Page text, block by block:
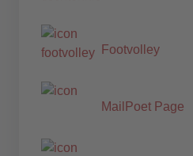
Footvolley
MailPoet Page